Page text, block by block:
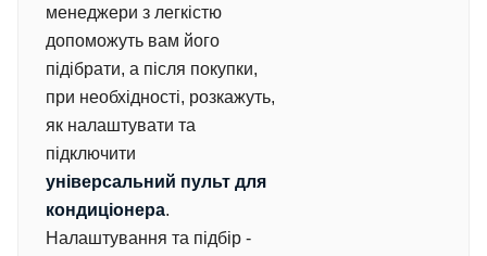
менеджери з легкістю
допоможуть вам його
підібрати, а після покупки,
при необхідності, розкажуть,
як налаштувати та
підключити
універсальний пульт для
кондиціонера.
Налаштування та підбір -